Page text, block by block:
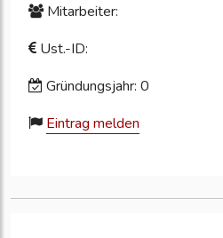
Mitarbeiter:
Ust.-ID:
Gründungsjahr: 0
Eintrag melden